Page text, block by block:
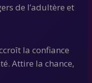
de l’adultère et
la confiance
Attire la chance,